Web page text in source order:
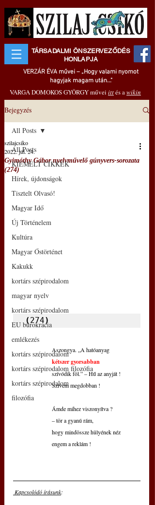
TÁRSADALMI ÖNSZERVEZŐDÉS
HONLAPJA
VERZÁR ÉVA művei – „Hogy valami nyomot
hagyjak magam után..."
VARGA DOMOKOS GYÖRGY művei ittés awikin
Bejegyzés
All Posts
KIEMELT CIKKEK
Hírek, újdonságok
Tisztelt Olvasó!
Magyar Idő
Új Történelem
Kultúra
Magyar Őstörténet
Kakukk
kortárs szépirodalom
magyar nyelv
kortárs szépirodalom
EU bürokrácia
emlékezés
kortárs szépirodalom
kortárs szépirodalom filozófia
kortárs szépirodalom
filozófia
All Posts
Gyimóthy Gábor nyelvművelő gúnyvers-sorozata
(274)
szilajcsiko
2022. júl. 24.
( 274)
Aszongya. „A hatóanyag
kétszer gyorsabban
szívódik föl.” – Hű az anyját !
Szívem megdobban !
Ámde mihez viszonyítva ?
– tör a gyanú rám,
hogy mindössze hülyének néz
engem a reklám !
Kapcsolódó írásunk: